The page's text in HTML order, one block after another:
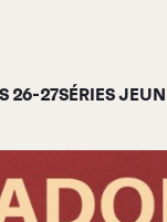
26-27SÉRIES